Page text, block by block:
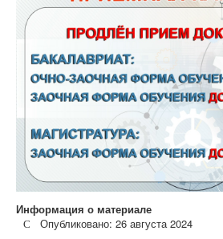
Информация о материале
Опубликовано: 26 августа 2024